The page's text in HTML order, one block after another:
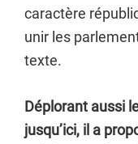
caractère
unir les
texte.
Déplorant aussi
jusqu’ici, il a